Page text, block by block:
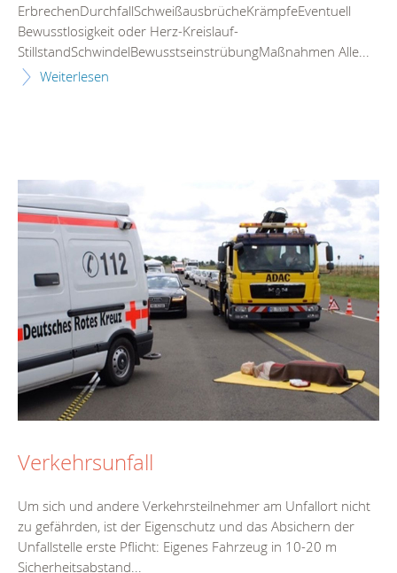
ErbrechenDurchfallSchweißausbrücheKrämpfeEventuell
Bewusstlosigkeit oder Herz-Kreislauf-
StillstandSchwindelBewusstseinstrübungMaßnahmen Alle...
Weiterlesen
Verkehrsunfall
Um sich und andere Verkehrsteilnehmer am Unfallort nicht
zu gefährden, ist der Eigenschutz und das Absichern der
Unfallstelle erste Pflicht: Eigenes Fahrzeug in 10-20 m
Sicherheitsabstand...